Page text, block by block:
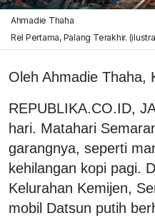
Ahmadie Thaha
Rel Pertama, Palang Terakhir.
Oleh Ahmadie Thaha,
REPUBLIKA.CO.ID,
hari. Matahari
garangnya, seperti
kehilangan kopi pagi.
Kelurahan Kemijen,
mobil Datsun putih